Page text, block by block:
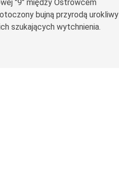
"9" między Ostrowcem
bujną przyrodą urokliwy
szukających wytchnienia.